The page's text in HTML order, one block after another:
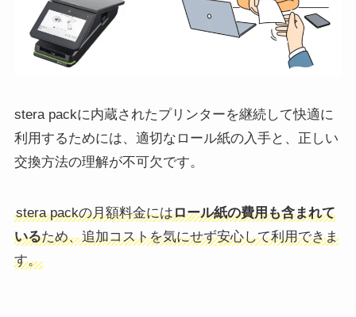
stera packに内蔵されたプリンターを継続して快適に
利用するためには、適切なロール紙の入手と、正しい
交換方法の理解が不可欠です。
stera packの月額料金にはロール紙の費用も含まれて
いるため、追加コストを気にせず安心して利用できま
す。